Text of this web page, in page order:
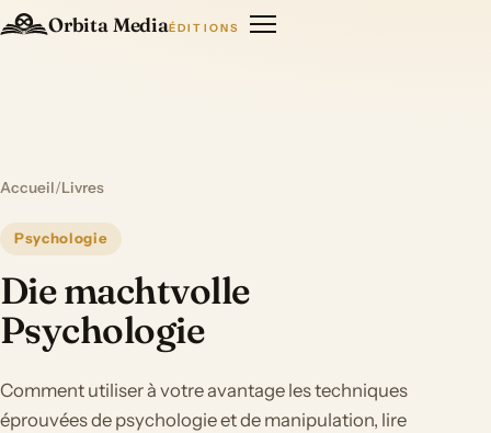
Orbita MediaÉDITIONS
Accueil/Livres
Psychologie
Die machtvolle
Psychologie
Comment utiliser à votre avantage les techniques
éprouvées de psychologie et de manipulation, lire